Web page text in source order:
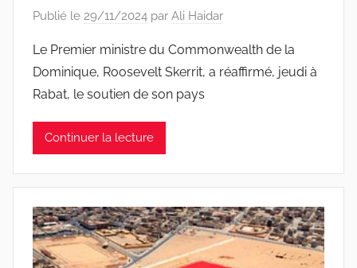
Publié le 29/11/2024 par Ali Haidar
Le Premier ministre du Commonwealth de la
Dominique, Roosevelt Skerrit, a réaffirmé, jeudi à
Rabat, le soutien de son pays
Continuer la lecture